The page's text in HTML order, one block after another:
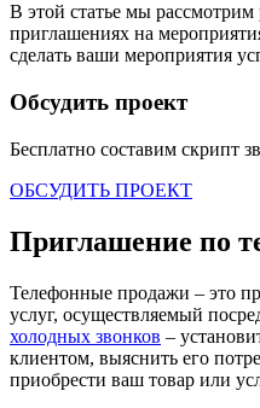
В этой статье мы рассмотрим
приглашениях на
сделать ваши мероприятия
Обсудить проект
Бесплатно составим скрипт
ОБСУДИТЬ ПРОЕКТ
Приглашение по
Телефонные продажи – это
услуг, осуществляемый
холодных звонков –
клиентом, выяснить его
приобрести ваш товар или